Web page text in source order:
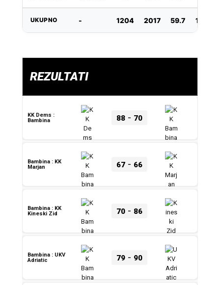
UKUPNO - 1204 2017 59.7 109
REZULTATI
88- 70
KK Dems :
Bambina
67- 66
Bambina : KK
Marjan
70- 86
Bambina : KK
Kineski Zid
79- 90
Bambina : UKV
Adriatic